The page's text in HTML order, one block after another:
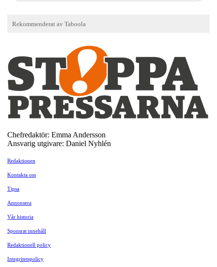
Chefredaktör: Emma Andersson
Ansvarig utgivare: Daniel Nyhlén
Redaktionen
Kontakta oss
Tipsa
Annonsera
Vår historia
Sponsrat innehåll
Redaktionell policy
Integritetspolicy